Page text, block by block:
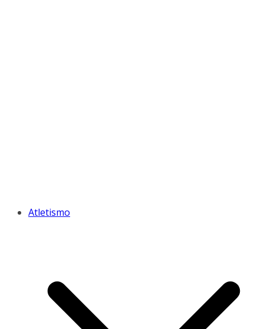
Atletismo